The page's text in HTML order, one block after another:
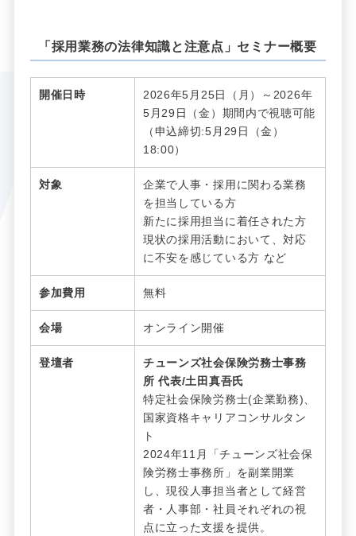
「採用業務の法律知識と注意点」セミナー概要
開催日時
2026年5月25日（月）～2026年
5月29日（金）期間内で視聴可能
（申込締切:5月29日（金）
18:00）
対象
企業で人事・採用に関わる業務
を担当している方
新たに採用担当に着任された方
現状の採用活動において、対応
に不安を感じている方 など
参加費用 無料
会場 オンライン開催
登壇者
チューンズ社会保険労務士事務
所 代表/土田真吾氏
特定社会保険労務士(企業勤務)、
国家資格キャリアコンサルタン
ト
2024年11月「チューンズ社会保
険労務士事務所」を副業開業
し、現役人事担当者として経営
者・人事部・社員それぞれの視
点に立った支援を提供。